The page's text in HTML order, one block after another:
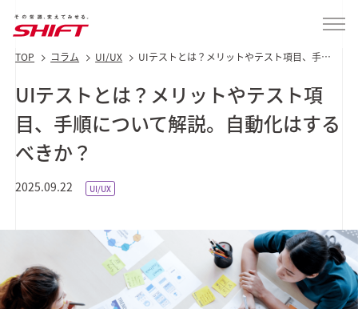
TOP コラム UI/UX
UIテストとは？メリットやテスト項目、手順
UIテストとは？メリットやテスト項
目、手順について解説。自動化はする
べきか？
2025.09.22 UI/UX